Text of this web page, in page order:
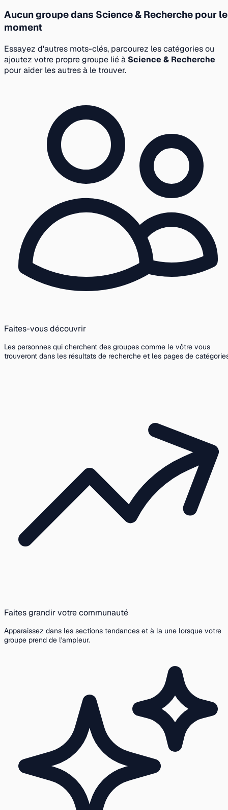
Aucun groupe dans Science & Recherche pour le
moment
Essayez d'autres mots-clés, parcourez les catégories ou
ajoutez votre propre groupe lié à Science & Recherche
pour aider les autres à le trouver.
Faites-vous découvrir
Les personnes qui cherchent des groupes comme le vôtre vous
trouveront dans les résultats de recherche et les pages de
Faites grandir votre communauté
Apparaissez dans les sections tendances et à la une lorsque votre
groupe prend de l'ampleur.